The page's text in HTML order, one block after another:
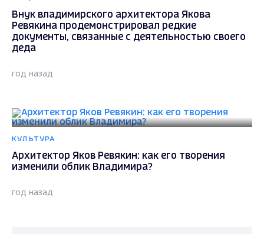
Внук владимирского архитектора Якова
Ревякина продемонстрировал редкие
документы, связанные с деятельностью своего
деда
год назад
КУЛЬТУРА
Архитектор Яков Ревякин: как его творения
изменили облик Владимира?
год назад